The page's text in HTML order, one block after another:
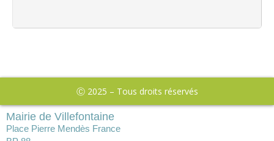
Ⓒ 2025 – Tous droits réservés
Mairie de Villefontaine
Place Pierre Mendès France